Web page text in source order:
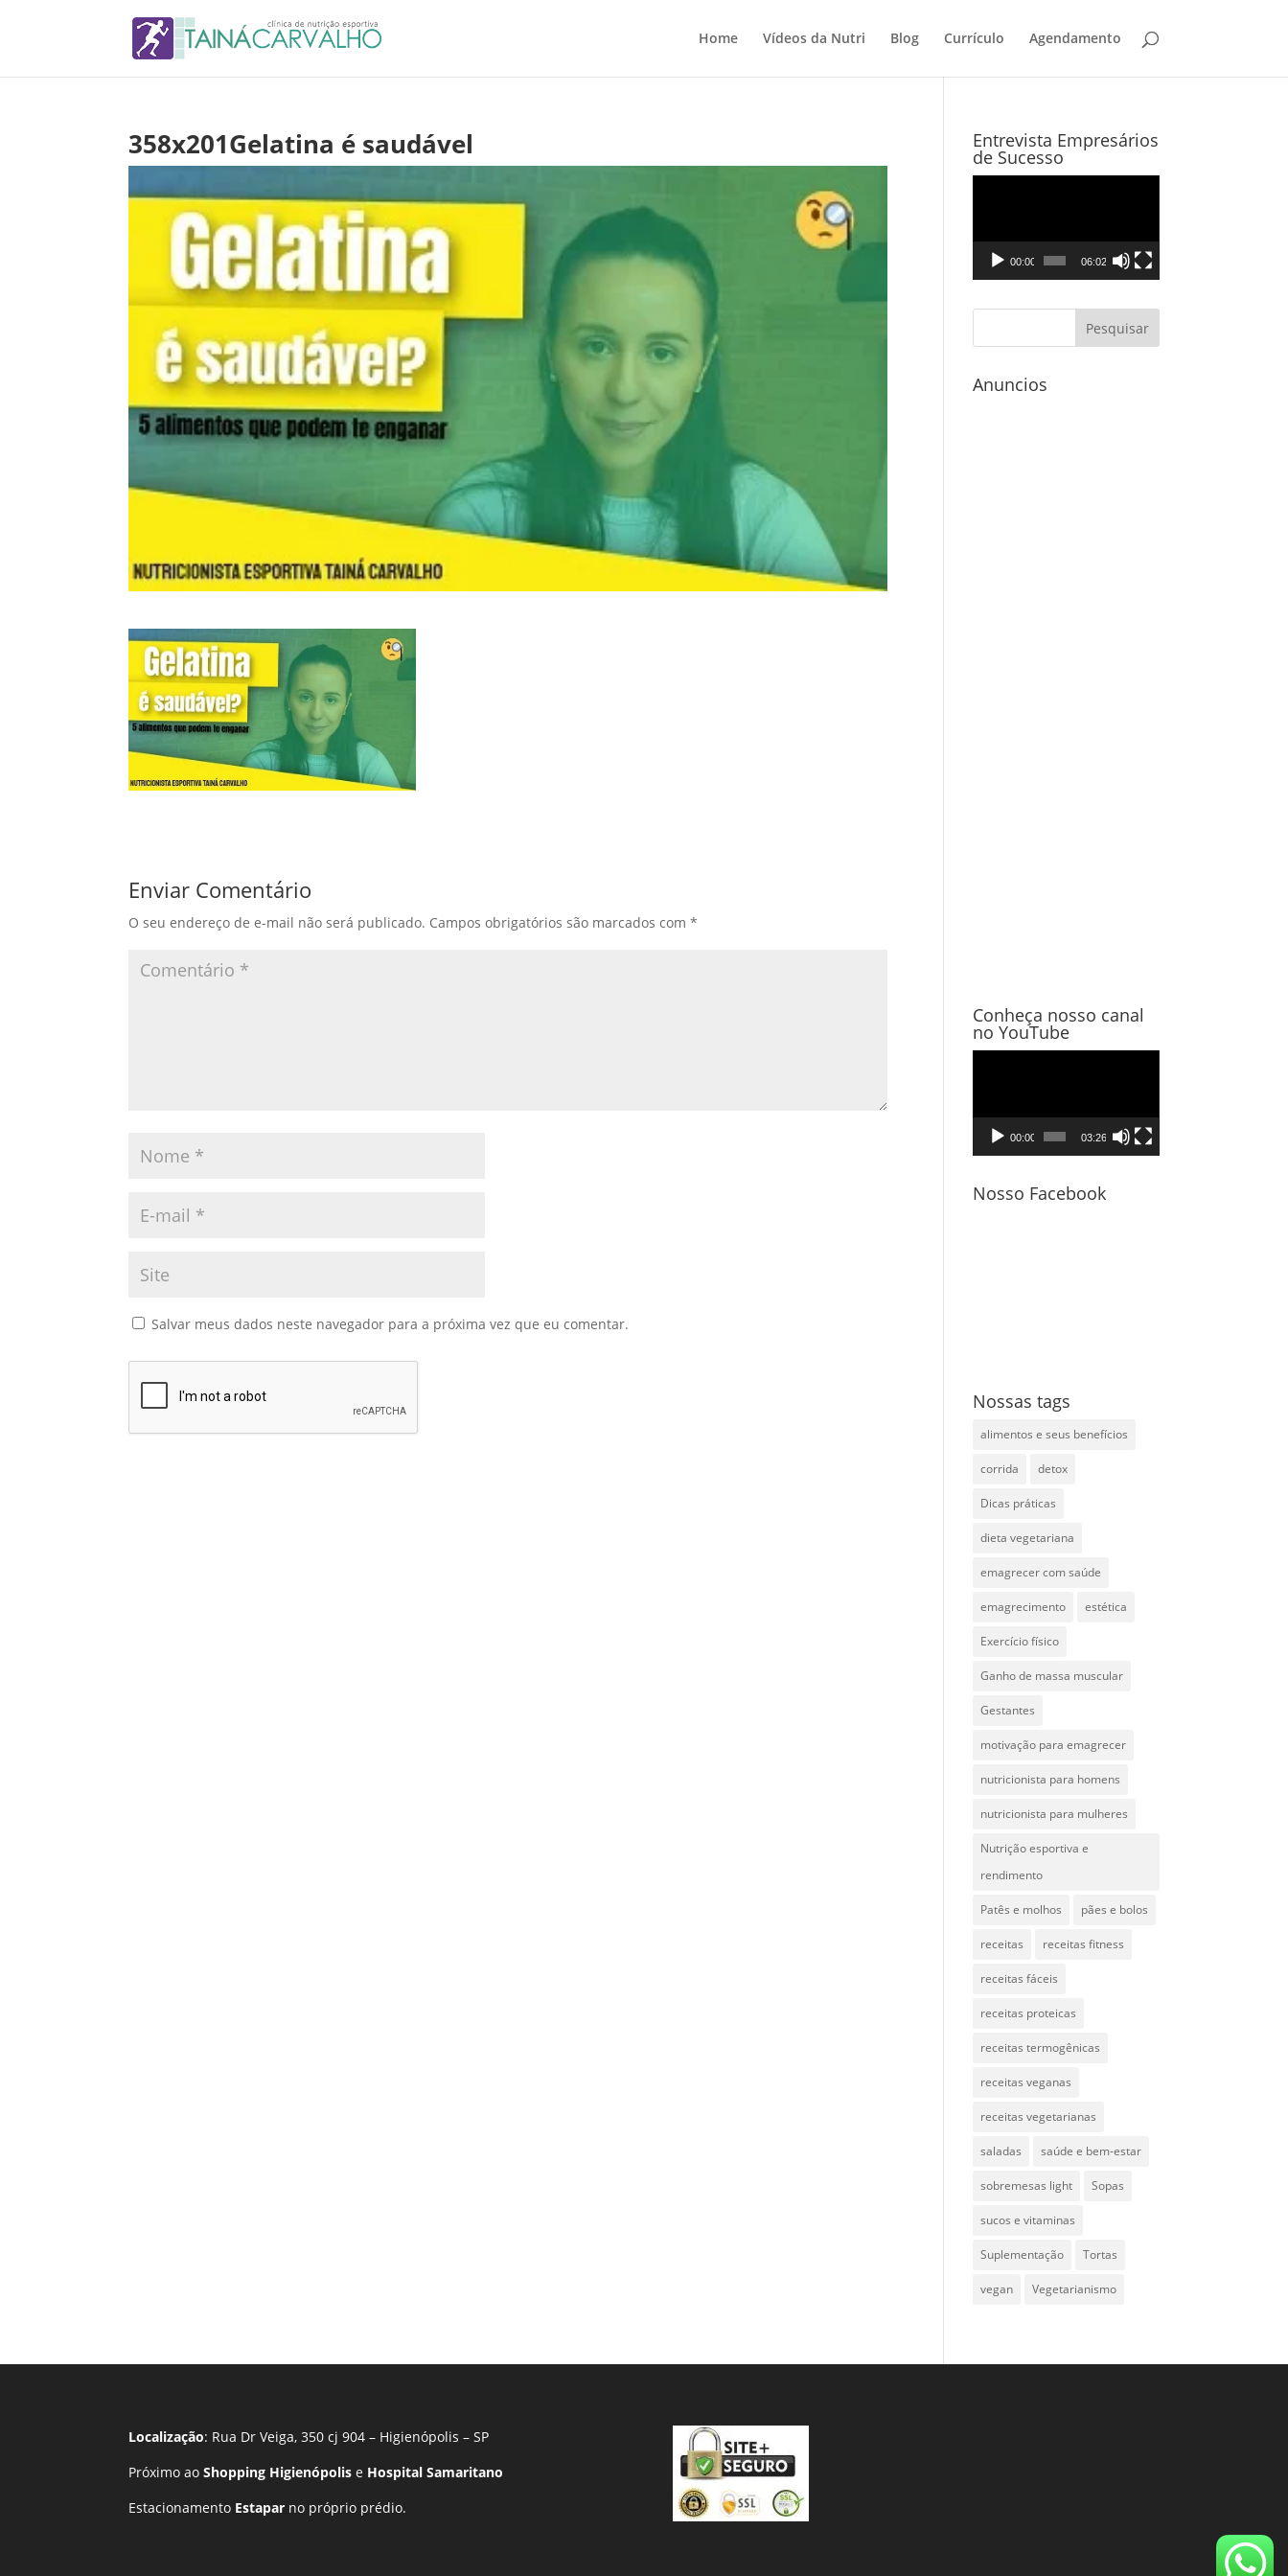
Home Vídeos da Nutri Blog Currículo Agendamento
358x201Gelatina é saudável
Enviar Comentário
O seu endereço de e-mail não será publicado. Campos obrigatórios são marcados com*
Salvar meus dados neste navegador para a próxima vez que eu comentar.
Entrevista Empresários
de Sucesso
vídeo
00:00 06:02
Anuncios
Conheça nosso canal
no YouTube
vídeo
00:00 03:26
Nosso Facebook
Nossas tags
alimentos e seus benefícios
corrida detox
Dicas práticas
dieta vegetariana
emagrecer com saúde
emagrecimento estética
Exercício físico
Ganho de massa muscular
Gestantes
motivação para emagrecer
nutricionista para homens
nutricionista para mulheres
Nutrição esportiva e
rendimento
Patês e molhos pães e bolos
receitas receitas fitness
receitas fáceis
receitas proteicas
receitas termogênicas
receitas veganas
receitas vegetarianas
saladas saúde e bem-estar
sobremesas light Sopas
sucos e vitaminas
Suplementação Tortas
vegan Vegetarianismo
Localização: Rua Dr Veiga, 350 cj 904 – Higienópolis – SP
Próximo aoShopping Higienópolis e Hospital Samaritano
Estacionamento Estapar no próprio prédio.